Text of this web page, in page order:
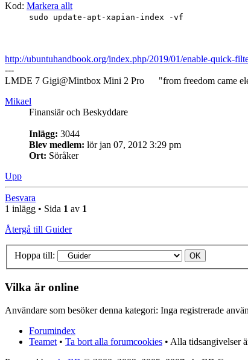
Kod: Markera allt
sudo update-apt-xapian-index -vf
http://ubuntuhandbook.org/index.php/2019/01/enable-quick-
---
LMDE 7 Gigi@Mintbox Mini 2 Pro "from freedom came
Mikael
Finansiär och Beskyddare
Inlägg: 3044
Blev medlem: lör jan 07, 2012 3:29 pm
Ort: Söråker
Upp
Besvara
1 inlägg • Sida 1 av 1
Återgå till Guider
Hoppa till:
Vilka är online
Användare som besöker denna kategori: Inga registrerade
Forumindex
Teamet • Ta bort alla forumcookies • Alla tidsangivelser